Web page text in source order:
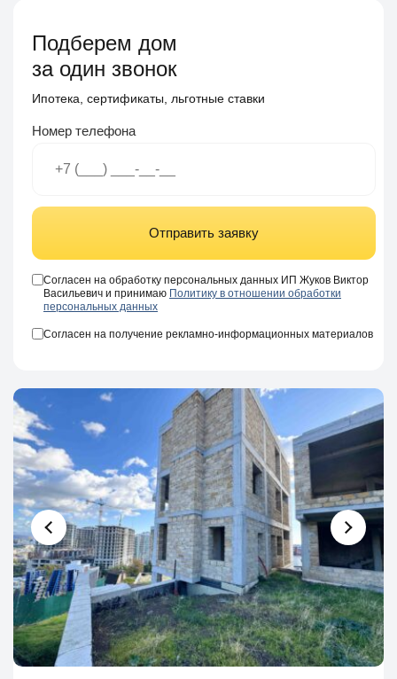
Подберем дом
за один звонок
Ипотека, сертификаты, льготные ставки
Номер телефона
Отправить заявку
Согласен на обработку персональных данных ИП Жуков Виктор
Васильевич и принимаю Политику в отношении обработки
персональных данных
Согласен на получение рекламно-информационных материалов